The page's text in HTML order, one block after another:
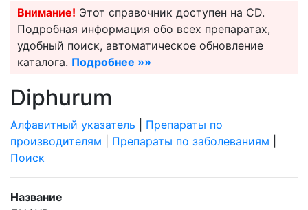
Внимание! Этот справочник доступен на CD.
Подробная информация обо всех препаратах,
удобный поиск, автоматическое обновление
каталога. Подробнее »»
Diphurum
Алфавитный указатель
Препараты по
производителям
Препараты по заболеваниям
Поиск
Название